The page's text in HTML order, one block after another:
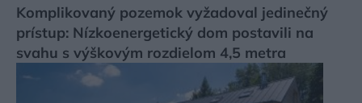
Komplikovaný pozemok vyžadoval jedinečný
prístup: Nízkoenergetický dom postavili na
svahu s výškovým rozdielom 4,5 metra